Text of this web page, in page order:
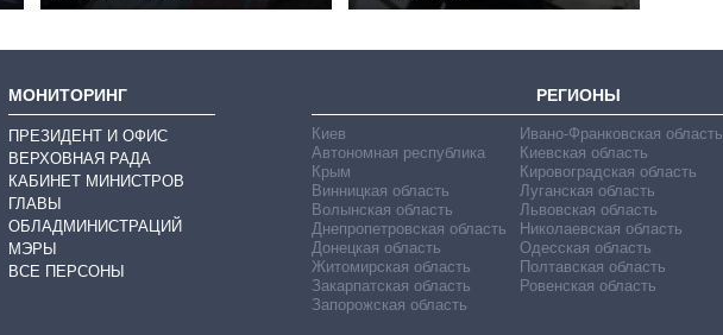
МОНИТОРИНГ
ПРЕЗИДЕНТ И ОФИС
ВЕРХОВНАЯ РАДА
КАБИНЕТ МИНИСТРОВ
ГЛАВЫ
ОБЛАДМИНИСТРАЦИЙ
МЭРЫ
ВСЕ ПЕРСОНЫ
РЕГИОНЫ
Киев
Автономная республика
Крым
Винницкая область
Волынская область
Днепропетровская область
Донецкая область
Житомирская область
Закарпатская область
Запорожская область
Ивано-Франковская область
Киевская область
Кировоградская область
Луганская область
Львовская область
Николаевская область
Одесская область
Полтавская область
Ровенская область